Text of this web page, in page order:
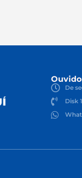
De
Disk